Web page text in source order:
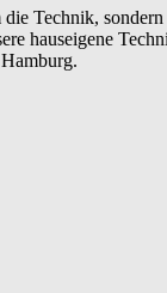
Technik,
hauseigene